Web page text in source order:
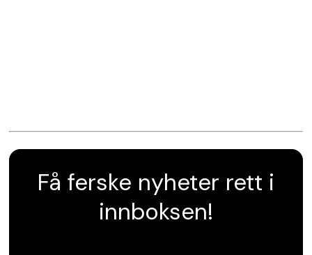
Få ferske nyheter rett i
innboksen!